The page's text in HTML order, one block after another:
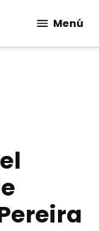
Menú